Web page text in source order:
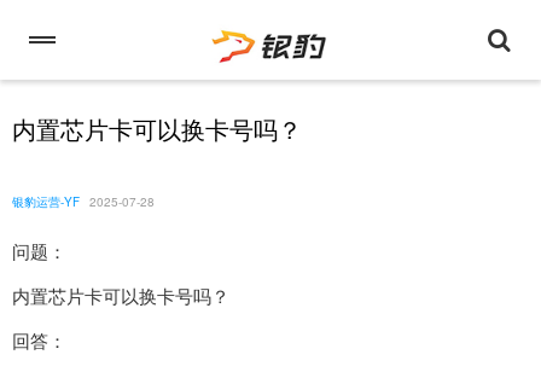
内置芯片卡可以换卡号吗？
银豹运营-YF 2025-07-28
问题：
内置芯片卡可以换卡号吗？
回答：